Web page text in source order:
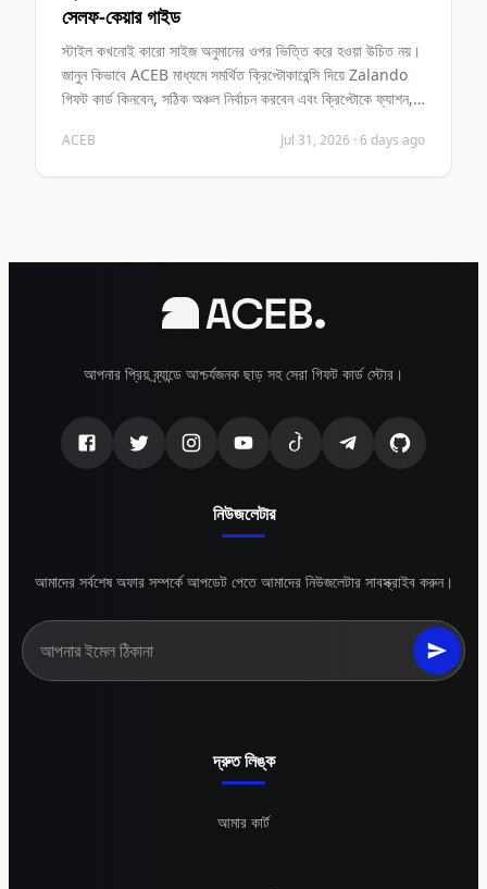
সেলফ-কেয়ার গাইড
স্টাইল কখনোই কারো সাইজ অনুমানের ওপর ভিত্তি করে হওয়া উচিত নয়।
জানুন কিভাবে ACEB মাধ্যমে সমর্থিত ক্রিপ্টোকারেন্সি দিয়ে Zalando
গিফট কার্ড কিনবেন, সঠিক অঞ্চল নির্বাচন করবেন এবং ক্রিপ্টোকে ফ্যাশন,
ACEB Jul 31, 2026 · 6 days ago
আপনার প্রিয় ব্র্যান্ডে আশ্চর্যজনক ছাড় সহ সেরা গিফট কার্ড স্টোর।
নিউজলেটার
আমাদের সর্বশেষ অফার সম্পর্কে আপডেট পেতে আমাদের নিউজলেটার সাবস্ক্রাইব করুন।
দ্রুত লিঙ্ক
আমার কার্ট